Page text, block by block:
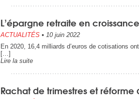
L’épargne retraite en
ACTUALITÉS • 10 juin 2022
En 2020, 16,4 milliards d’euros de cotisations
[…]
Lire la suite
Rachat de trimestres et